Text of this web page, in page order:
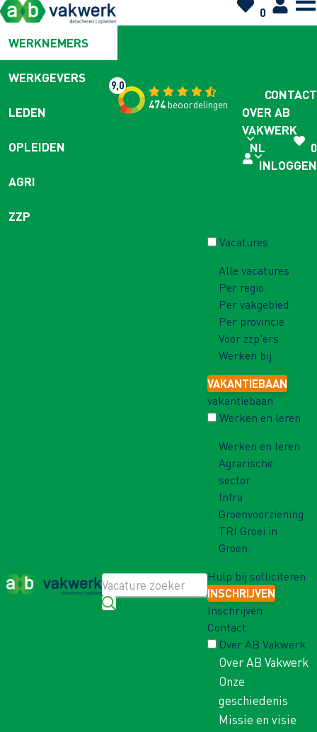
0
WERKNEMERS
WERKGEVERS
LEDEN
OPLEIDEN
AGRI
ZZP
9,0
474beoordelingen
CONTACT
OVER AB
VAKWERK
NL
0
INLOGGEN
Vacatures
Alle vacatures
Per regio
Per vakgebied
Per provincie
Voor zzp'ers
Werken bij
VAKANTIEBAAN
vakantiebaan
Werken en leren
Werken en leren
Agrarische
sector
Infra
Groenvoorziening
TRI Groei in
Groen
Hulp bij solliciteren
INSCHRIJVEN
Inschrijven
Contact
Over AB Vakwerk
Over AB Vakwerk
Onze
geschiedenis
Missie en visie